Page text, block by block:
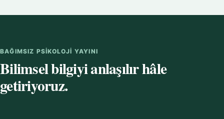
BAĞIMSIZ PSIKOLOJI YAYINI
Bilimsel bilgiyi anlaşılır hâle
getiriyoruz.